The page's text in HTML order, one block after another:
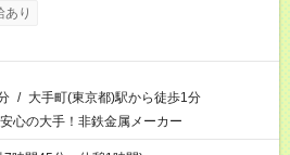
あり
/ 大手町(東京都)駅から徒歩1分
心の大手！非鉄金属メーカー